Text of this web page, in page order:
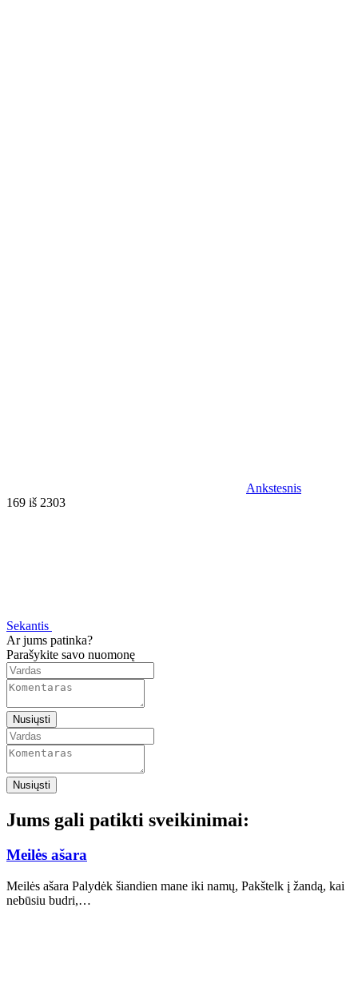
Ankstesnis
169 iš 2303
Sekantis
Ar jums patinka?
Parašykite savo nuomonę
Nusiųsti
Nusiųsti
Jums gali patikti sveikinimai:
Meilės ašara
Meilės ašara Palydėk šiandien mane iki namų, Pakštelk į žandą, kai
nebūsiu budri,…